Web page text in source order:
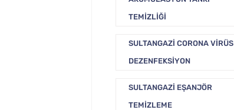
TEMIZLIĞI
SULTANGAZI CORONA VIRÜS
DEZENFEKSIYON
SULTANGAZI EŞANJÖR
TEMIZLEME